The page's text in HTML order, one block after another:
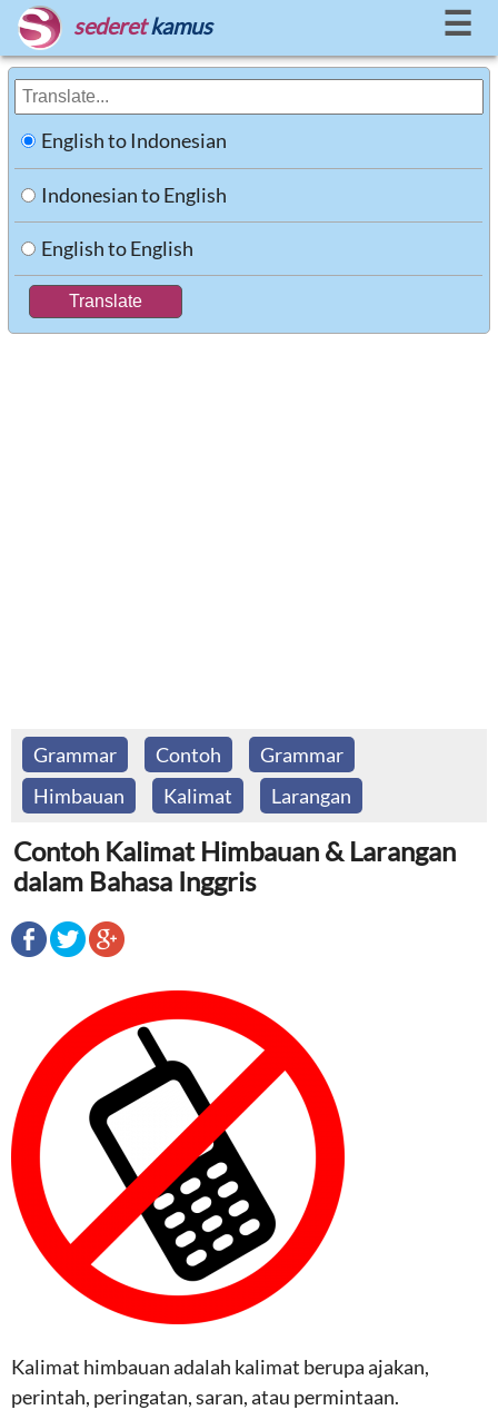
sederet kamus ☰
English to Indonesian
Indonesian to English
English to English
Grammar Contoh
Grammar
Himbauan
Kalimat Larangan
Contoh Kalimat Himbauan & Larangan
dalam Bahasa Inggris
Kalimat himbauan adalah kalimat berupa ajakan,
perintah, peringatan, saran, atau permintaan.